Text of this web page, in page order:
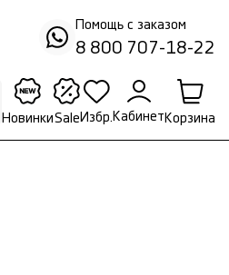
Помощь с заказом
8 800 707-18-22
НовинкиSale Избр. Кабинет Корзина